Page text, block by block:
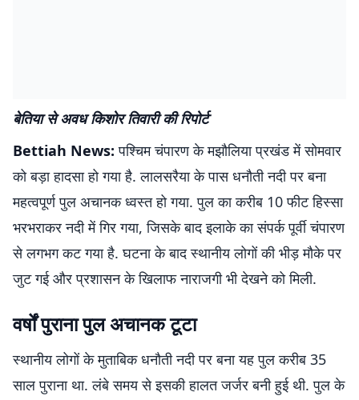
बेतिया से अवध किशोर तिवारी की रिपोर्ट
Bettiah News:पश्चिम चंपारण के मझौलिया प्रखंड में सोमवार
को बड़ा हादसा हो गया है. लालसरैया के पास धनौती नदी पर बना
महत्वपूर्ण पुल अचानक ध्वस्त हो गया. पुल का करीब 10 फीट हिस्सा
भरभराकर नदी में गिर गया, जिसके बाद इलाके का संपर्क पूर्वी चंपारण
से लगभग कट गया है. घटना के बाद स्थानीय लोगों की भीड़ मौके पर
जुट गई और प्रशासन के खिलाफ नाराजगी भी देखने को मिली.
वर्षों पुराना पुल अचानक टूटा
स्थानीय लोगों के मुताबिक धनौती नदी पर बना यह पुल करीब 35
साल पुराना था. लंबे समय से इसकी हालत जर्जर बनी हुई थी. पुल के